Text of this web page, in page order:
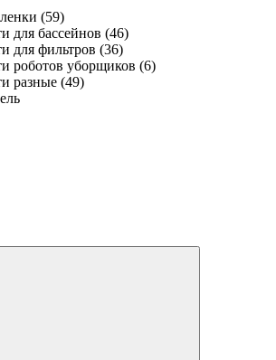
(59)
для бассейнов (46)
для фильтров (36)
роботов уборщиков (6)
разные (49)